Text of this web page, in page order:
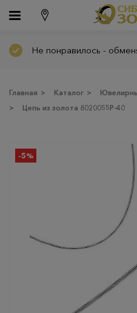
Не понравилось -
Главная > Каталог >
>
Цепь из золота 8020055Р-40
-5%